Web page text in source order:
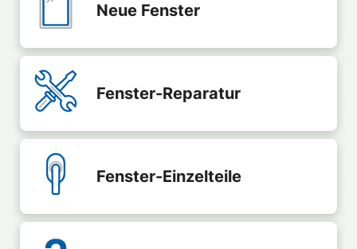
Neue Fenster
Fenster-Reparatur
Fenster-Einzelteile